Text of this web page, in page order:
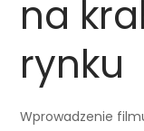
na
rynku
Wprowadzenie